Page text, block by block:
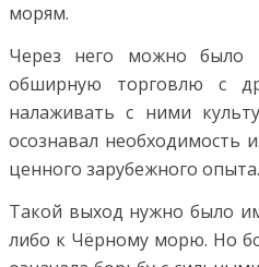
морям.
Через него можно было
обширную торговлю с
налаживать с ними
осознавал необходимость
ценного зарубежного опыта.
Такой выход нужно было
либо к Чёрному морю. Но